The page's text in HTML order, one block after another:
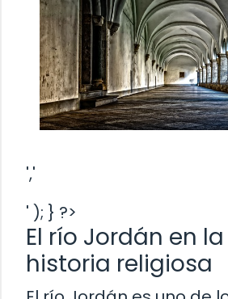
','
' ); } ?>
El río Jordán en
historia religiosa